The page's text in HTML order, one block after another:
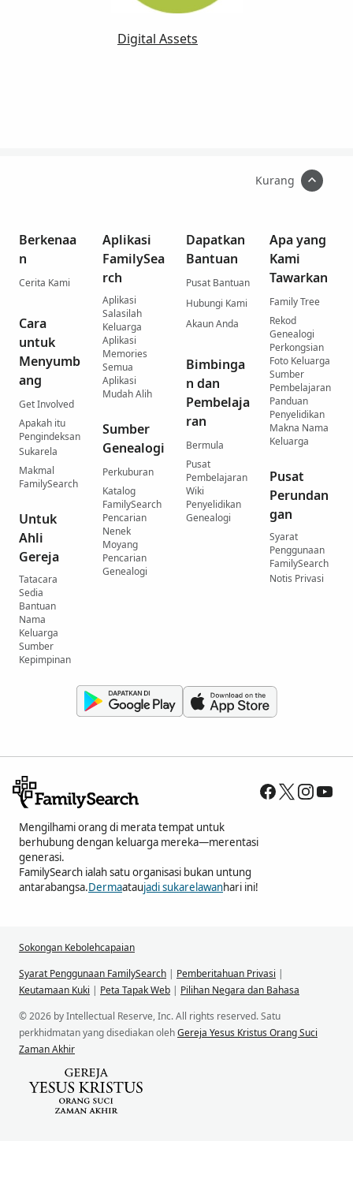
Digital Assets
Kurang
Berkenaa
n
Cerita Kami
Cara
untuk
Menyumb
ang
Get Involved
Apakah itu
Pengindeksan
Sukarela
Makmal
FamilySearch
Untuk
Ahli
Gereja
Tatacara
Sedia
Bantuan
Nama
Keluarga
Sumber
Kepimpinan
Aplikasi
FamilySea
rch
Aplikasi
Salasilah
Keluarga
Aplikasi
Memories
Semua
Aplikasi
Mudah Alih
Sumber
Genealogi
Perkuburan
Katalog
FamilySearch
Pencarian
Nenek
Moyang
Pencarian
Genealogi
Dapatkan
Bantuan
Pusat Bantuan
Hubungi Kami
Akaun Anda
Bimbinga
n dan
Pembelaja
ran
Bermula
Pusat
Pembelajaran
Wiki
Penyelidikan
Genealogi
Apa yang
Kami
Tawarkan
Family Tree
Rekod
Genealogi
Perkongsian
Foto Keluarga
Sumber
Pembelajaran
Panduan
Penyelidikan
Makna Nama
Keluarga
Pusat
Perundan
gan
Syarat
Penggunaan
FamilySearch
Notis Privasi
Mengilhami orang di merata tempat untuk
berhubung dengan keluarga mereka—merentasi
generasi.
FamilySearch ialah satu organisasi bukan untung
antarabangsa.Dermaataujadi sukarelawanhari ini!
Sokongan Kebolehcapaian
Syarat Penggunaan FamilySearch | Pemberitahuan Privasi |
Keutamaan Kuki | Peta Tapak Web | Pilihan Negara dan Bahasa
© 2026 by Intellectual Reserve, Inc. All rights reserved. Satu
perkhidmatan yang disediakan olehGereja Yesus Kristus Orang Suci
Zaman Akhir